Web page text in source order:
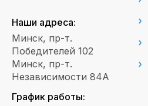
Наши адреса:
Минск, пр-т.
Победителей 102
Минск, пр-т.
Независимости 84А
График работы: